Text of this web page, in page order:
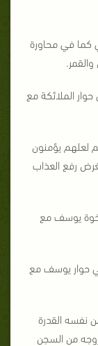
كما في محاورة
حوار الملائكة مع
لعلهم يؤمنون
رفع العذاب
إخوة يوسف مع
حوار يوسف مع
نفسه القدرة
من السجن